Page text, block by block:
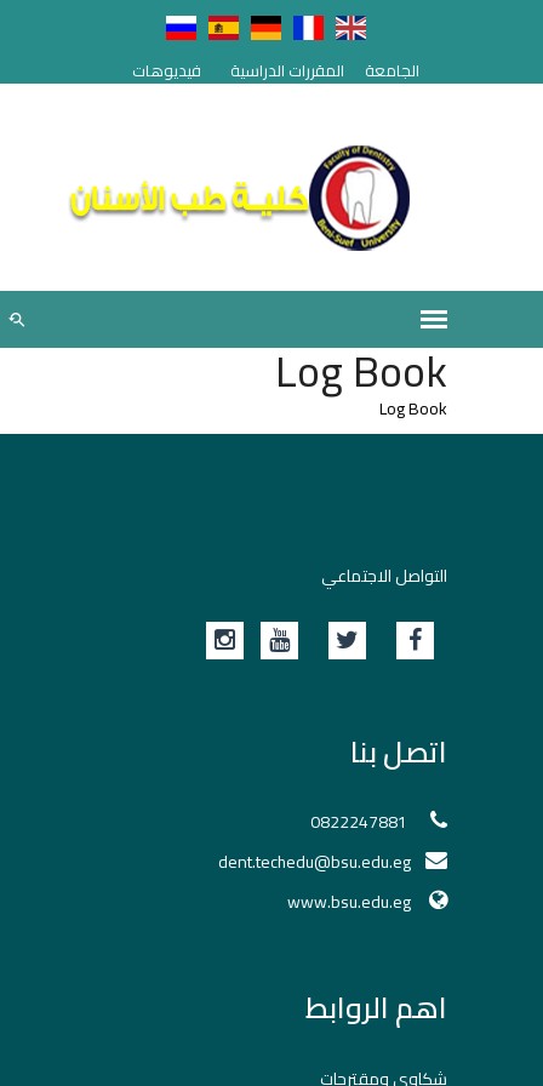
الجامعة المقررات الدراسية فيديوهات
Log Book
Log Book
التواصل الاجتماعي
اتصل بنا
dent.techedu@bsu.edu.eg
www.bsu.edu.eg
اهم الروابط
شكاوي ومقترحات